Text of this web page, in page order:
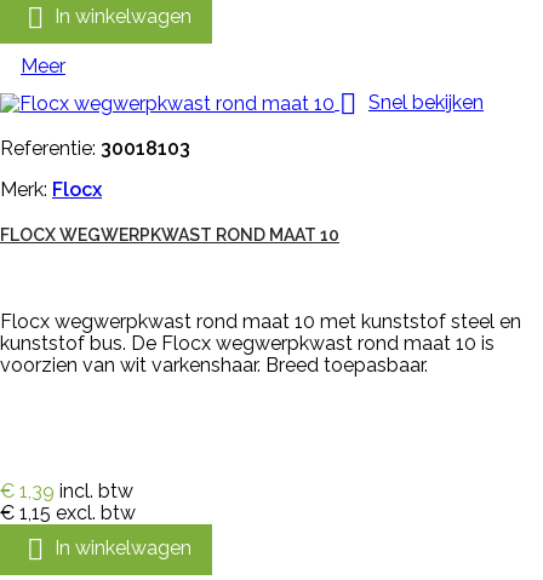
 In winkelwagen
Meer
 Snel bekijken
Referentie: 30018103
Merk: Flocx
FLOCX WEGWERPKWAST ROND MAAT 10
Flocx wegwerpkwast rond maat 10 met kunststof steel en
kunststof bus. De Flocx wegwerpkwast rond maat 10 is
voorzien van wit varkenshaar. Breed toepasbaar.
€ 1,39 incl. btw
€ 1,15 excl. btw
 In winkelwagen